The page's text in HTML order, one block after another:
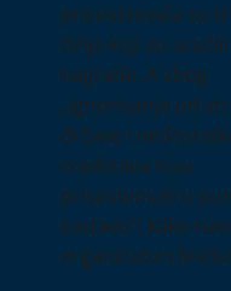
prisustvovala su
žirija koji su uručili
nagrade. A zbog
„ignorisanja od
države i
sredstava nisu
prisustvovali u
sastavu“, kako
organizatori